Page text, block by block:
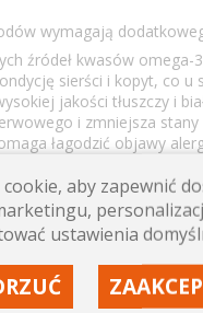
wymagają
źródeł kwasów omega-
sierści i kopyt, co u
jakości tłuszczy i
i zmniejsza
łagodzić objawy
przewodu
po przebytej chorobie
cukru we krwi, co
lnianego w różnych
do diety,
aby zapewnić
ustawienia